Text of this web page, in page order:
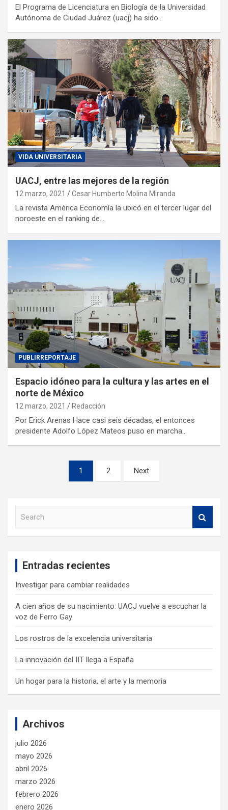
El Programa de Licenciatura en Biología de la Universidad
Autónoma de Ciudad Juárez (uacj) ha sido…
VIDA UNIVERSITARIA
UACJ, entre las mejores de la región
12 marzo, 2021 Cesar Humberto Molina Miranda
La revista América Economía la ubicó en el tercer lugar del
noroeste en el ranking de…
PUBLIRREPORTAJE
Espacio idóneo para la cultura y las artes en el
norte de México
12 marzo, 2021 Redacción
Por Erick Arenas Hace casi seis décadas, el entonces
presidente Adolfo López Mateos puso en marcha…
1 2 Next
Entradas recientes
Investigar para cambiar realidades
A cien años de su nacimiento: UACJ vuelve a escuchar la
voz de Ferro Gay
Los rostros de la excelencia universitaria
La innovación del IIT llega a España
Un hogar para la historia, el arte y la memoria
Archivos
julio 2026
mayo 2026
abril 2026
marzo 2026
febrero 2026
enero 2026